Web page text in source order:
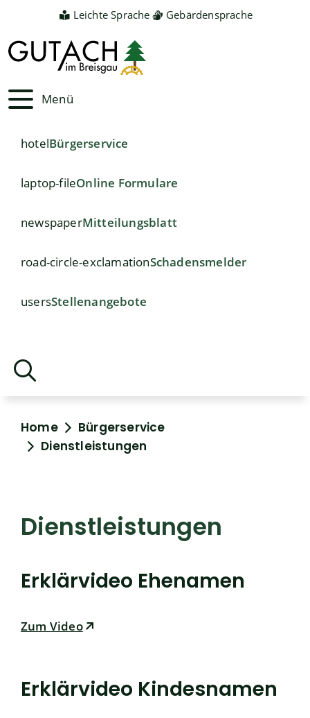
Leichte Sprache Gebärdensprache
Menü
hotelBürgerservice
laptop-fileOnline Formulare
newspaperMitteilungsblatt
road-circle-exclamationSchadensmelder
usersStellenangebote
Home
Bürgerservice
Dienstleistungen
Dienstleistungen
Erklärvideo Ehenamen
Zum Video
Erklärvideo Kindesnamen